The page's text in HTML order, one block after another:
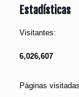
Estadísticas
Visitantes:
6,026,607
Páginas